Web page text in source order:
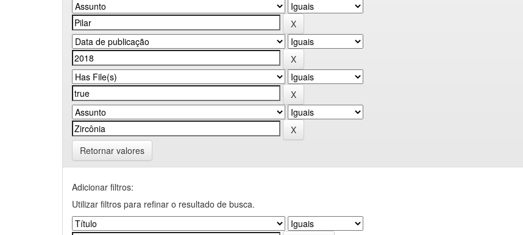
Retornar valores
Adicionar filtros:
Utilizar filtros para refinar o resultado de busca.